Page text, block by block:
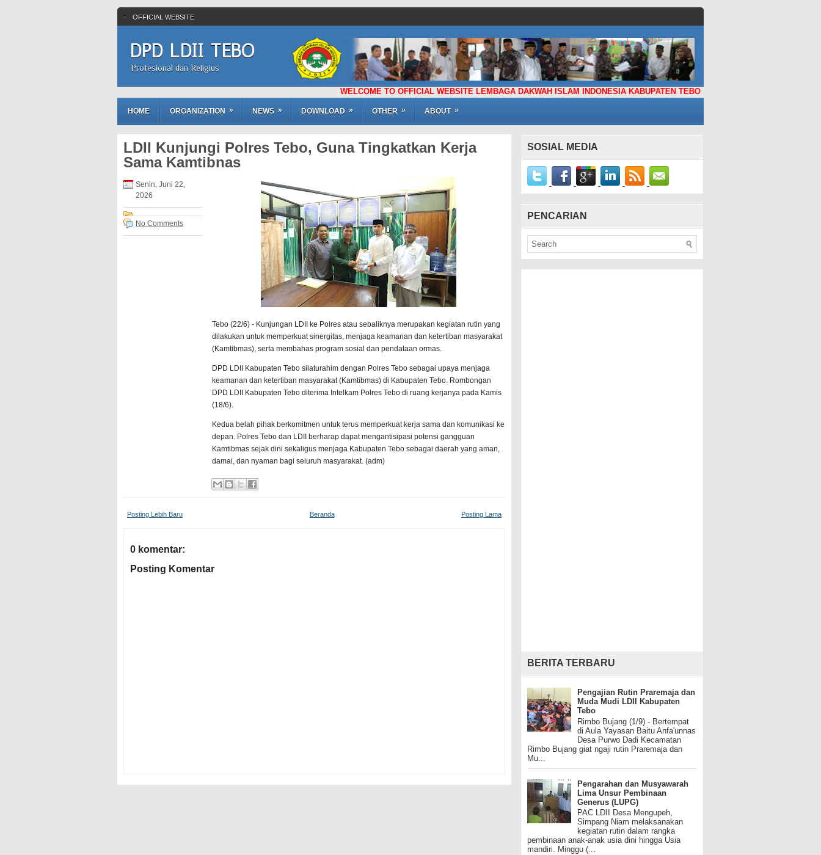
OFFICIAL WEBSITE
DPD LDII TEBO
Profesional dan Religius
WELCOME TO OFFICIAL WEBSITE LEMBAGA DAKWAH ISLAM INDONESIA KABUPATEN TEBO
HOME ORGANIZATION » NEWS » DOWNLOAD » OTHER » ABOUT »
LDII Kunjungi Polres Tebo, Guna Tingkatkan Kerja
Sama Kamtibnas
Senin, Juni 22,
2026
No Comments
Tebo (22/6) - Kunjungan LDII ke Polres atau sebaliknya merupakan kegiatan rutin yang
dilakukan untuk memperkuat sinergitas, menjaga keamanan dan ketertiban masyarakat
(Kamtibmas), serta membahas program sosial dan pendataan ormas.
DPD LDII Kabupaten Tebo silaturahim dengan Polres Tebo sebagai upaya menjaga
keamanan dan ketertiban masyarakat (Kamtibmas) di Kabupaten Tebo. Rombongan
DPD LDII Kabupaten Tebo diterima Intelkam Polres Tebo di ruang kerjanya pada Kamis
(18/6).
Kedua belah pihak berkomitmen untuk terus memperkuat kerja sama dan komunikasi ke
depan. Polres Tebo dan LDII berharap dapat mengantisipasi potensi gangguan
Kamtibmas sejak dini sekaligus menjaga Kabupaten Tebo sebagai daerah yang aman,
damai, dan nyaman bagi seluruh masyarakat. (adm)
Posting Lebih Baru Posting Lama
Beranda
0 komentar:
Posting Komentar
SOSIAL MEDIA
PENCARIAN
BERITA TERBARU
Pengajian Rutin Praremaja dan
Muda Mudi LDII Kabupaten
Tebo
Rimbo Bujang (1/9) - Bertempat
di Aula Yayasan Baitu Anfa'unnas
Desa Purwo Dadi Kecamatan
Rimbo Bujang giat ngaji rutin Praremaja dan
Mu...
Pengarahan dan Musyawarah
Lima Unsur Pembinaan
Generus (LUPG)
PAC LDII Desa Mengupeh,
Simpang Niam melaksanakan
kegiatan rutin dalam rangka
pembinaan anak-anak usia dini hingga Usia
mandiri. Minggu (...